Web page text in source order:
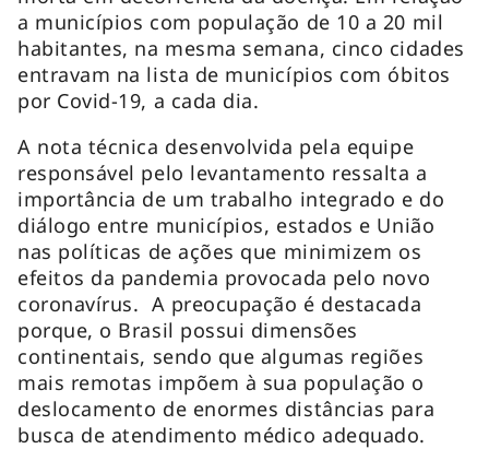
a municípios com população de 10 a 20 mil
habitantes, na mesma semana, cinco cidades
entravam na lista de municípios com óbitos
por Covid-19, a cada dia.
A nota técnica desenvolvida pela equipe
responsável pelo levantamento ressalta a
importância de um trabalho integrado e do
diálogo entre municípios, estados e União
nas políticas de ações que minimizem os
efeitos da pandemia provocada pelo novo
coronavírus. A preocupação é destacada
porque, o Brasil possui dimensões
continentais, sendo que algumas regiões
mais remotas impõem à sua população o
deslocamento de enormes distâncias para
busca de atendimento médico adequado.